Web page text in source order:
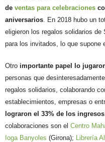
de ventas para celebraciones
aniversarios. En 2018 hubo un
eligieron los regalos solidarios
para los invitados, lo que supone
Otro importante papel lo
personas que
regalos solidarios, colaborando
establecimientos, empresas o
lograron el 33% de los
colaboraciones son el Centro
Ioga Banyoles (Girona); Librería